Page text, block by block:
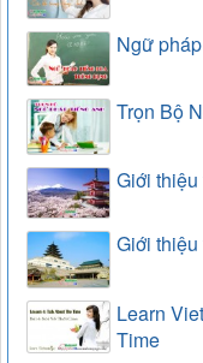
Ngữ
Trọn Bộ
Giới
Giới
Learn
Time